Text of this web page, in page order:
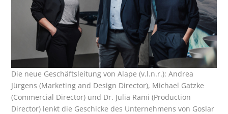
Die neue Geschäftsleitung von Alape (v.l.n.r.): Andrea
Jürgens (Marketing and Design Director), Michael Gatzke
(Commercial Director) und Dr. Julia Rami (Production
Director) lenkt die Geschicke des Unternehmens von Goslar